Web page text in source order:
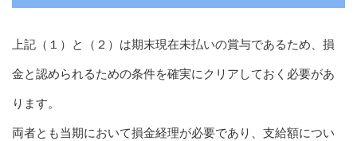
上記（１）と（２）は期末現在未払いの賞与であるため、損
金と認められるための条件を確実にクリアしておく必要があ
ります。
両者とも当期において損金経理が必要であり、支給額につい